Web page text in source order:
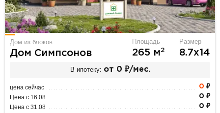
Дом из блоков
Дом Симпсонов
Площадь
265 м2
Размер
8.7х14
В ипотеку: от 0 ₽/мес.
цена сейчас 0 ₽
Цена с 16.08 0 ₽
Цена с 31.08 0 ₽